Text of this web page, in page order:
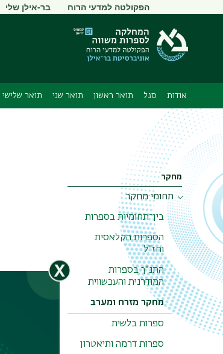
תפריט
משני
הפקולטה למדעי הרוח בר-אילן שלי
אודות סגל תואר ראשון תואר שני תואר שלישי
מחקר
תחומי מחקר
בין־תחומיות בספרות
הספרות הקלאסית
וחז"ל
התנ"ך בספרות
המודרנית והעכשווית
מחקר מזרח ומערב
ספרות בלשית
ספרות דרמה ותיאטרון